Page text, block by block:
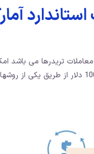
تریدرها می باشد